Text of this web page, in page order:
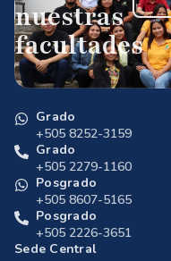
nuestras
facultades
Grado
+505 8252-3159
Grado
+505 2279-1160
Posgrado
+505 8607-5165
Posgrado
+505 2226-3651
Sede Central